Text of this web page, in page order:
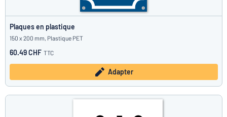
Plaques en plastique
150 x 200 mm, Plastique PET
60.49 CHF TTC
Adapter